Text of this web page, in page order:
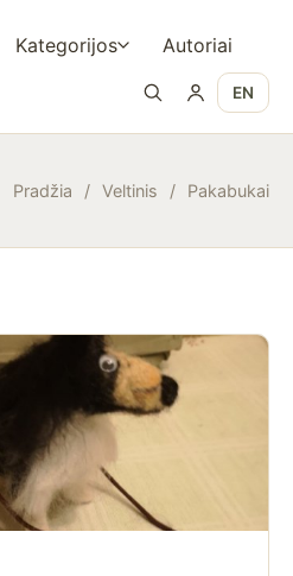
Kategorijos Autoriai
EN
Pradžia / Veltinis / Pakabukai